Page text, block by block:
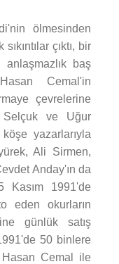
ölmesinden
çıktı, bir
baş
Cemal'in
çevrelerine
Selçuk ve Uğur
yazarlarıyla
Ali Sirmen,
Anday'ın da
Kasım 1991'de
eden okurların
günlük satış
50 binlere
Cemal ile